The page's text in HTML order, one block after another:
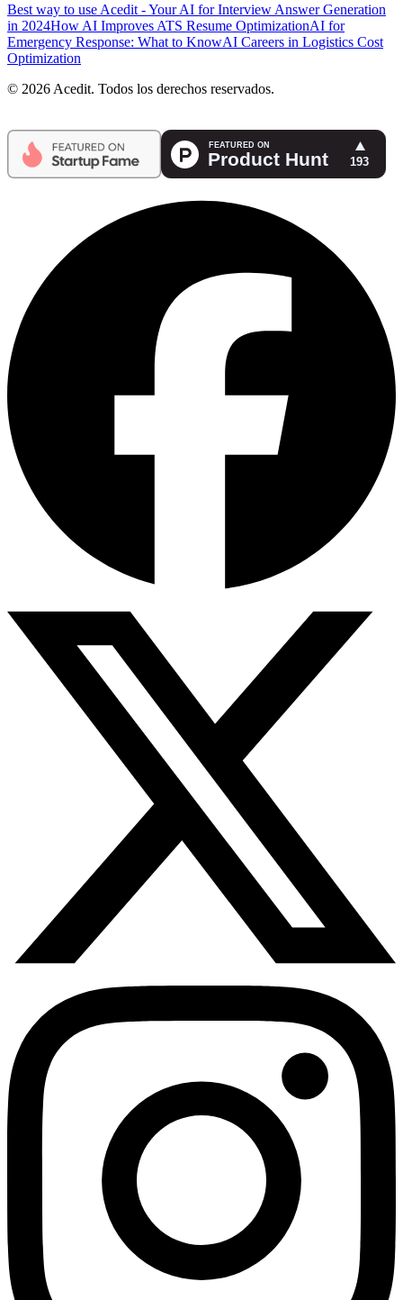
Best way to use Acedit - Your AI for Interview Answer Generation
in 2024How AI Improves ATS Resume OptimizationAI for
Emergency Response: What to KnowAI Careers in Logistics Cost
Optimization
© 2026 Acedit. Todos los derechos reservados.